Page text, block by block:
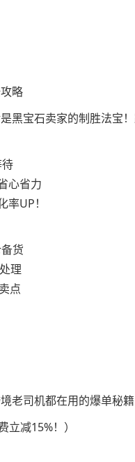
略
黑宝石卖家的制胜法宝
心省力
UP！
货
理
点
老司机都在用的爆单秘
立减15%！）